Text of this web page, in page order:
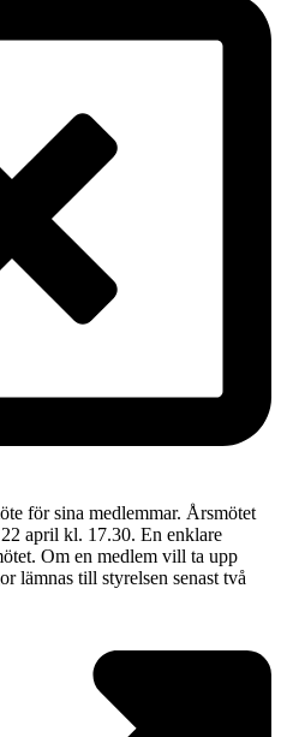
för sina medlemmar. Årsmötet
april kl. 17.30. En enklare
Om en medlem vill ta upp
lämnas till styrelsen senast två